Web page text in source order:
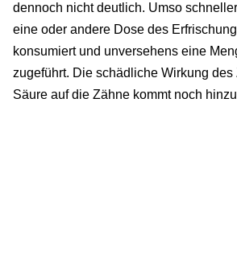
dennoch nicht deutlich. Umso
eine oder andere Dose des
konsumiert und unversehens eine
zugeführt. Die schädliche Wirkung des
Säure auf die Zähne kommt noch